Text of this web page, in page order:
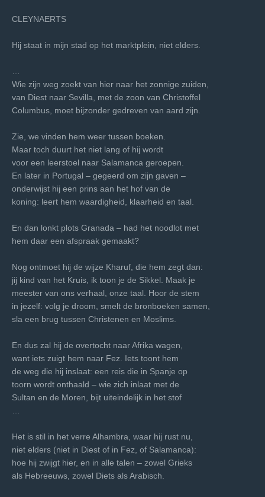
CLEYNAERTS
Hij staat in mijn stad op het marktplein, niet elders.
Wie zijn weg zoekt van hier naar het zonnige zuiden,
van Diest naar Sevilla, met de zoon van Christoffel
Columbus, moet bijzonder gedreven van aard zijn.
Zie, we vinden hem weer tussen boeken.
Maar toch duurt het niet lang of hij wordt
voor een leerstoel naar Salamanca geroepen.
En later in Portugal – gegeerd om zijn gaven –
onderwijst hij een prins aan het hof van de
koning: leert hem waardigheid, klaarheid en taal.
En dan lonkt plots Granada – had het noodlot met
hem daar een afspraak gemaakt?
Nog ontmoet hij de wijze Kharuf, die hem zegt dan:
jij kind van het Kruis, ik toon je de Sikkel. Maak je
meester van ons verhaal, onze taal. Hoor de stem
in jezelf: volg je droom, smelt de bronboeken samen,
sla een brug tussen Christenen en Moslims.
En dus zal hij de overtocht naar Afrika wagen,
want iets zuigt hem naar Fez. Iets toont hem
de weg die hij inslaat: een reis die in Spanje op
toorn wordt onthaald – wie zich inlaat met de
Sultan en de Moren, bijt uiteindelijk in het stof
Het is stil in het verre Alhambra, waar hij rust nu,
niet elders (niet in Diest of in Fez, of Salamanca):
hoe hij zwijgt hier, en in alle talen – zowel Grieks
als Hebreeuws, zowel Diets als Arabisch.